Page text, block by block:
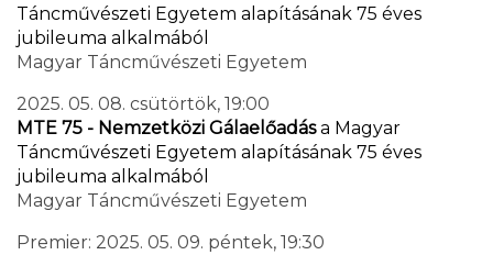
Táncművészeti Egyetem alapításának 75 éves
jubileuma alkalmából
Magyar Táncművészeti Egyetem
2025. 05. 08. csütörtök, 19:00
MTE 75 - Nemzetközi Gálaelőadása Magyar
Táncművészeti Egyetem alapításának 75 éves
jubileuma alkalmából
Magyar Táncművészeti Egyetem
Premier: 2025. 05. 09. péntek, 19:30